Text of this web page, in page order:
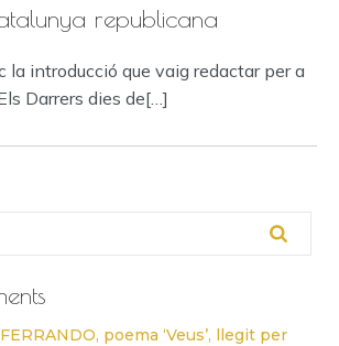
republicana
la introducció que vaig redactar per a
Darrers dies de[…]
poema ‘Veus’, llegit per